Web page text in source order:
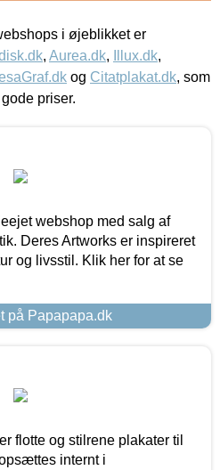
i øjeblikket er
, Aurea.dk, Illux.dk,
og Citatplakat.dk, som
priser.
webshop med salg af
Deres Artworks er inspireret
og livsstil. Klik her for at se
på Papapapa.dk
flotte og stilrene plakater til
internt i